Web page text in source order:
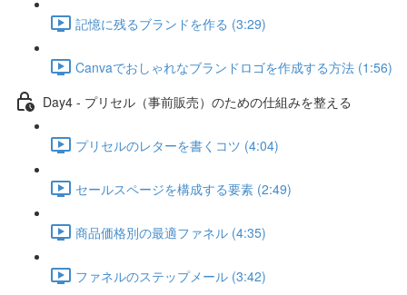
記憶に残るブランドを作る (3:29)
Canvaでおしゃれなブランドロゴを作成する方法 (1:56)
Day4 - プリセル（事前販売）のための仕組みを整える
プリセルのレターを書くコツ (4:04)
セールスページを構成する要素 (2:49)
商品価格別の最適ファネル (4:35)
ファネルのステップメール (3:42)